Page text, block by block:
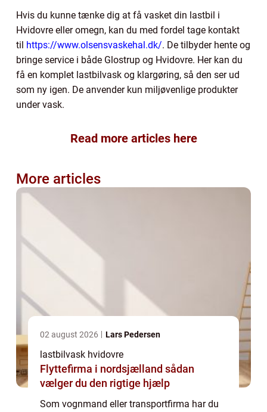
Hvis du kunne tænke dig at få vasket din lastbil i
Hvidovre eller omegn, kan du med fordel tage kontakt
til https://www.olsensvaskehal.dk/. De tilbyder hente og
bringe service i både Glostrup og Hvidovre. Her kan du
få en komplet lastbilvask og klargøring, så den ser ud
som ny igen. De anvender kun miljøvenlige produkter
under vask.
Read more articles here
More articles
02 august 2026 Lars Pedersen
lastbilvask hvidovre
Flyttefirma i nordsjælland sådan
vælger du den rigtige hjælp
Som vognmand eller transportfirma har du